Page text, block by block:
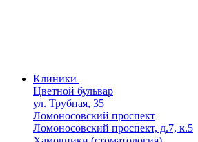
Клиники
Цветной бульвар
ул. Трубная, 35
Ломоносовский проспект
Ломоносовский проспект, д.7, к.5